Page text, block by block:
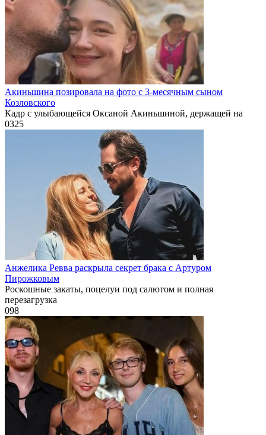
Акиньшина позировала на фото с 3-месячным сыном
Козловского
Кадр с улыбающейся Оксаной Акиньшиной, держащей на
0325
Анжелика Ревва раскрыла секрет брака с Артуром
Пирожковым
Роскошные закаты, поцелуи под салютом и полная
перезагрузка
098